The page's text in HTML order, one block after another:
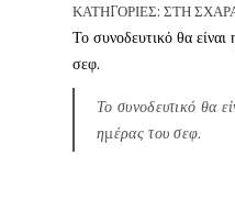
ΚΑΤΗΓΟΡΊΕΣ:ΣΤΗ
Το συνοδευτικό θα
σεφ.
Το συνοδευτικό θα
ημέρας του σεφ.